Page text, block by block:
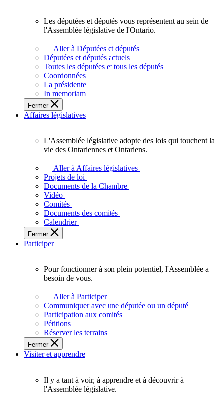
députés
vous
représentent
sein
de
l'Assemblée
législative
l'Ontario.
Les députées et députés vous représentent au sein de
l'Assemblée législative de l'Ontario.
Aller à Députées et députés
Députées et députés actuels
Toutes les députées et tous les députés
Coordonnées
La présidente
In memoriam
Fermer
Affaires législatives
L'Assemblée
adopte
touchent
des
Ontariennes
et
L'Assemblée législative adopte des lois qui touchent la
vie des Ontariennes et Ontariens.
Aller à Affaires législatives
Projets de loi
Documents de la Chambre
Vidéo
Comités
Documents des comités
Calendrier
Fermer
Participer
plein
potentiel,
l'Assemblée
a
besoin
de
Pour fonctionner à son plein potentiel, l'Assemblée a
besoin de vous.
Aller à Participer
Communiquer avec une députée ou un député
Participation aux comités
Pétitions
Réserver les terrains
Fermer
Visiter et apprendre
Il y a tant à voir, à apprendre et à découvrir à
l'Assemblée législative.